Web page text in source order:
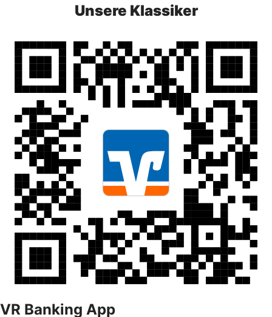
Unsere Klassiker
VR Banking App